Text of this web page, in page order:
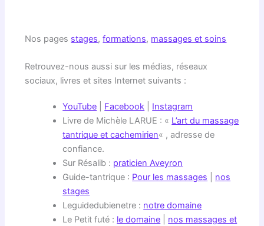
Nos pages stages,formations, massages et soins
Retrouvez-nous aussi sur les médias, réseaux
sociaux, livres et sites Internet suivants :
YouTube Facebook
Instagram
Livre de Michèle LARUE : « L’art du massage
tantrique et cachemirien« , adresse de
confiance.
Sur Résalib : praticien Aveyron
Guide-tantrique : Pour les massages
nos
stages
Leguidedubienetre : notre domaine
Le Petit futé : le domaine
nos massages et